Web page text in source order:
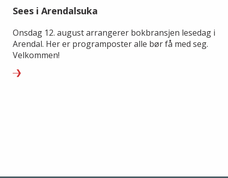
Sees i Arendalsuka
Onsdag 12. august arrangerer bokbransjen lesedag i
Arendal. Her er programposter alle bør få med seg.
Velkommen!